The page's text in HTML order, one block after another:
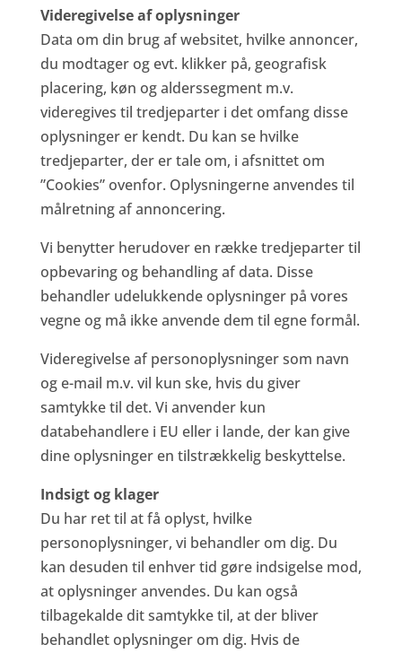
Videregivelse af oplysninger
Data om din brug af websitet, hvilke annoncer,
du modtager og evt. klikker på, geografisk
placering, køn og alderssegment m.v.
videregives til tredjeparter i det omfang disse
oplysninger er kendt. Du kan se hvilke
tredjeparter, der er tale om, i afsnittet om
”Cookies” ovenfor. Oplysningerne anvendes til
målretning af annoncering.
Vi benytter herudover en række tredjeparter til
opbevaring og behandling af data. Disse
behandler udelukkende oplysninger på vores
vegne og må ikke anvende dem til egne formål.
Videregivelse af personoplysninger som navn
og e-mail m.v. vil kun ske, hvis du giver
samtykke til det. Vi anvender kun
databehandlere i EU eller i lande, der kan give
dine oplysninger en tilstrækkelig beskyttelse.
Indsigt og klager
Du har ret til at få oplyst, hvilke
personoplysninger, vi behandler om dig. Du
kan desuden til enhver tid gøre indsigelse mod,
at oplysninger anvendes. Du kan også
tilbagekalde dit samtykke til, at der bliver
behandlet oplysninger om dig. Hvis de